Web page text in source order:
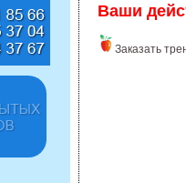
Ваши
Заказать